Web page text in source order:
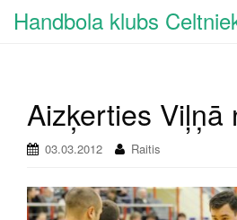
Handbola klubs
Aizķerties Viļņā
03.03.2012 Raitis